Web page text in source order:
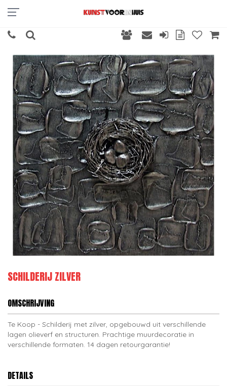
SCHILDERIJ ZILVER
OMSCHRIJVING
Te Koop - Schilderij met zilver, opgebouwd uit verschillende
lagen olieverf en structuren. Prachtige muurdecoratie in
verschillende formaten. 14 dagen retourgarantie!
DETAILS